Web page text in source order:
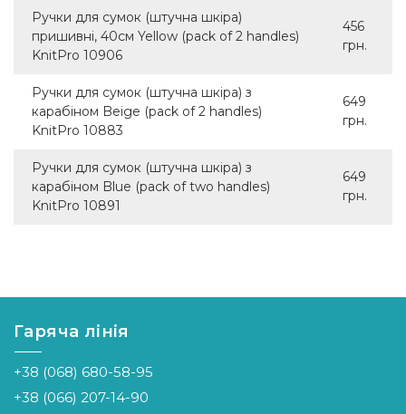
Ручки для сумок (штучна шкіра)
пришивні, 40см Yellow (pack of 2 handles)
KnitPro 10906
456
грн.
Ручки для сумок (штучна шкіра) з
карабіном Beige (pack of 2 handles)
KnitPro 10883
649
грн.
Ручки для сумок (штучна шкіра) з
карабіном Blue (pack of two handles)
KnitPro 10891
649
грн.
Гаряча лінія
+38 (068) 680-58-95
+38 (066) 207-14-90